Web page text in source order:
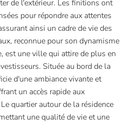
de l'extérieur. Les finitions ont
pour répondre aux attentes
ainsi un cadre de vie des
reconnue pour son dynamisme
est une ville qui attire de plus en
Située au bord de la
d'une ambiance vivante et
un accès rapide aux
quartier autour de la résidence
une qualité de vie et une